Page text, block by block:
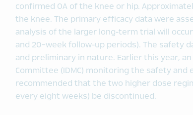
confirmed OA of the knee or hip.
the knee. The primary efficacy data were
analysis of the larger long-term trial will
and 20-week follow-up periods). The safety
and preliminary in nature. Earlier this year,
Committee (IDMC) monitoring the safety
recommended that the two higher dose
every eight weeks) be discontinued.